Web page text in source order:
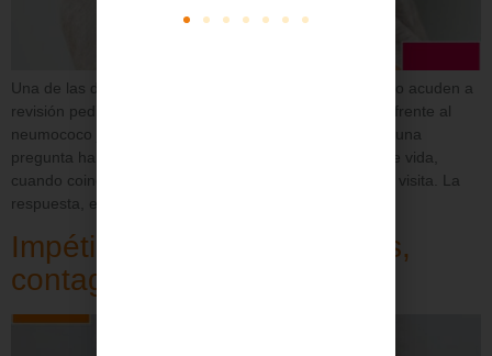
Una de las dudas más frecuentes de las familias cuando acuden a
revisión pediátrica es si su hijo puede recibir la vacuna frente al
neumococo junto con otras vacunas del calendario. Es una
pregunta habitual, sobre todo en los primeros meses de vida,
cuando coinciden varias inmunizaciones en una misma visita. La
respuesta, en general, […]
Impétigo en niños: síntomas,
contagio y tratamiento